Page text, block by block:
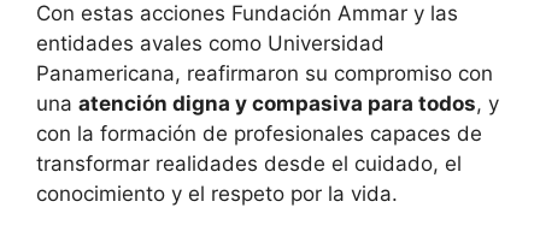
Con estas acciones Fundación Ammar y las
entidades avales como Universidad
Panamericana, reafirmaron su compromiso con
una atención digna y compasiva para todos, y
con la formación de profesionales capaces de
transformar realidades desde el cuidado, el
conocimiento y el respeto por la vida.